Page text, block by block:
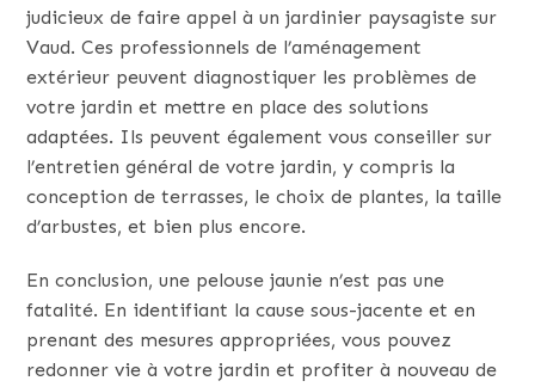
judicieux de faire appel à un jardinier paysagiste sur
Vaud. Ces professionnels de l’aménagement
extérieur peuvent diagnostiquer les problèmes de
votre jardin et mettre en place des solutions
adaptées. Ils peuvent également vous conseiller sur
l’entretien général de votre jardin, y compris la
conception de terrasses, le choix de plantes, la taille
d’arbustes, et bien plus encore.
En conclusion, une pelouse jaunie n’est pas une
fatalité. En identifiant la cause sous-jacente et en
prenant des mesures appropriées, vous pouvez
redonner vie à votre jardin et profiter à nouveau de